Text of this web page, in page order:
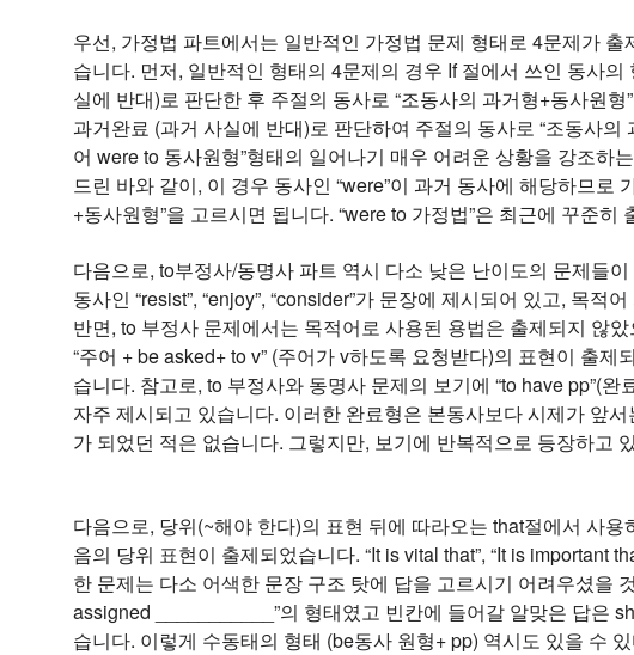
우선, 가정법 파트에서는 일반적인 가정법 문제 형태로 4문제가
습니다. 먼저, 일반적인 형태의 4문제의 경우 If 절에서 쓰인 동사
실에 반대)로 판단한 후 주절의 동사로 “조동사의 과거형+동사원
과거완료 (과거 사실에 반대)로 판단하여 주절의 동사로 “조동사
어 were to 동사원형”형태의 일어나기 매우 어려운 상황을 강조
드린 바와 같이, 이 경우 동사인 “were”이 과거 동사에 해당하므
+동사원형”을 고르시면 됩니다. “were to 가정법”은 최근에 꾸준
다음으로, to부정사/동명사 파트 역시 다소 낮은 난이도의 문제들
동사인 “resist”, “enjoy”, “consider”가 문장에 제시되어 있고, 목
반면, to 부정사 문제에서는 목적어로 사용된 용법은 출제되지 않
“주어 + be asked+ to v” (주어가 v하도록 요청받다)의 표현이 출
습니다. 참고로, to 부정사와 동명사 문제의 보기에 “to have pp”(
자주 제시되고 있습니다. 이러한 완료형은 본동사보다 시제가 앞
가 되었던 적은 없습니다. 그렇지만, 보기에 반복적으로 등장하고
다음으로, 당위(~해야 한다)의 표현 뒤에 따라오는 that절에서 사
음의 당위 표현이 출제되었습니다. “It is vital that”, “It is important
한 문제는 다소 어색한 문장 구조 탓에 답을 고르시기 어려우셨을
assigned ___________”의 형태였고 빈칸에 들어갈 알맞은 답은
습니다. 이렇게 수동태의 형태 (be동사 원형+ pp) 역시도 있을 수